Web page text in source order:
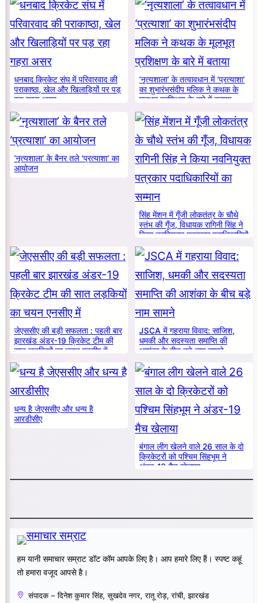
धनबाद क्रिकेट संघ में परिवारवाद की
पराकाष्ठा, खेल और खिलाड़ियों पर पड़
रहा गहरा असर
‘नृत्यशाला’ के तत्वावधान में ‘प्रत्याशा’
का शुभारंभसंदीप मलिक ने कथक के
मूलभूत प्रशिक्षण के बारे में बताया
‘नृत्यशाला’ के बैनर तले ‘प्रत्याशा’ का
आयोजन
सिंह मेंशन में गूँजी लोकतंत्र के चौथे
स्तंभ की गूँज, विधायक रागिनी सिंह ने
किया नवनियुक्त पत्रकार पदाधिकारियों
का सम्मान
जेएससीए की बड़ी सफलता : पहली बार
झारखंड अंडर-19 क्रिकेट टीम की
सात लड़कियों का चयन एनसीए में
JSCA में गहराया विवाद: साजिश,
धमकी और सदस्यता समाप्ति की
आशंका के बीच बड़े नाम सामने
धन्य है जेएससीए और धन्य है
आरडीसीए
बंगाल लीग खेलने वाले 26 साल के दो
क्रिकेटरों को पश्चिम सिंहभूम ने
अंडर-19 मैच खेलाया
हम यानी समाचार सम्राट डॉट कॉम आपके लिए है। आप हमारे लिए हैं। स्पष्ट कहूं
तो हमारा वजूद आपसे है।
संपादक – दिनेश कुमार सिंह, सुखदेव नगर, रातू रोड़, रांची, झारखंड